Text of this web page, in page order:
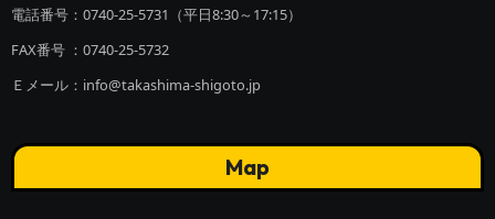
電話番号：0740-25-5731（平日8:30～17:15）
FAX番号 ：0740-25-5732
Ｅメール：info@takashima-shigoto.jp
Map